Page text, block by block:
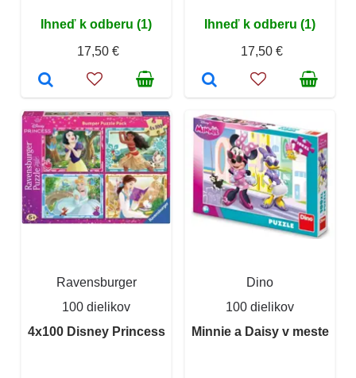
Ihneď k odberu (1)
17,50 €
Ihneď k odberu (1)
17,50 €
Ravensburger
100 dielikov
4x100 Disney Princess
Dino
100 dielikov
Minnie a Daisy v meste